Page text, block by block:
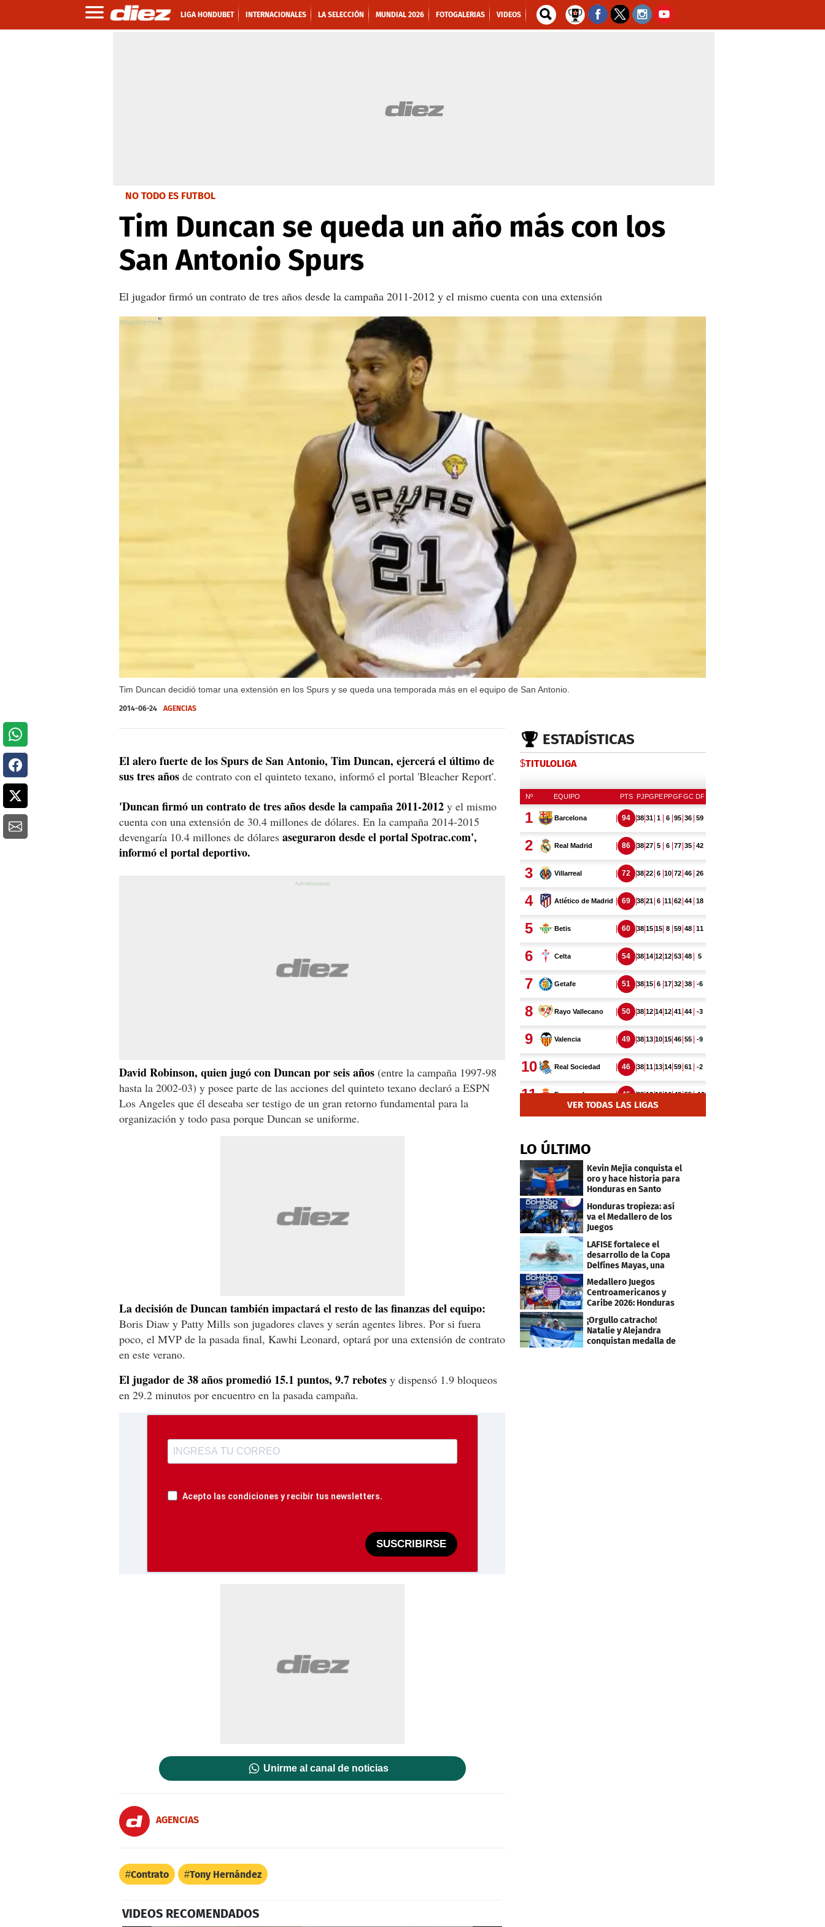
LIGA HONDUBET INTERNACIONALES LA SELECCIÓN MUNDIAL 2026 FOTOGALERIAS VIDEOS
NO TODO ES FUTBOL
Tim Duncan se queda un año más con los
San Antonio Spurs
El jugador firmó un contrato de tres años desde la campaña 2011-2012 y el mismo cuenta con una extensión
Tim Duncan decidió tomar una extensión en los Spurs y se queda una temporada más en el equipo de San Antonio.
X
2014-06-24 AGENCIAS
El alero fuerte de los Spurs de San Antonio, Tim Duncan, ejercerá el último de
sus tres años de contrato con el quinteto texano, informó el portal 'Bleacher Report'.
'Duncan firmó un contrato de tres años desde la campaña 2011-2012 y el mismo
cuenta con una extensión de 30.4 millones de dólares. En la campaña 2014-2015
devengaría 10.4 millones de dólares aseguraron desde el portal Spotrac.com',
informó el portal deportivo.
David Robinson, quien jugó con Duncan por seis años (entre la campaña 1997-98
hasta la 2002-03) y posee parte de las acciones del quinteto texano declaró a ESPN
Los Angeles que él deseaba ser testigo de un gran retorno fundamental para la
organización y todo pasa porque Duncan se uniforme.
La decisión de Duncan también impactará el resto de las finanzas del equipo:
Boris Diaw y Patty Mills son jugadores claves y serán agentes libres. Por si fuera
poco, el MVP de la pasada final, Kawhi Leonard, optará por una extensión de contrato
en este verano.
El jugador de 38 años promedió 15.1 puntos, 9.7 rebotes y dispensó 1.9 bloqueos
en 29.2 minutos por encuentro en la pasada campaña.
Acepto las condiciones y recibir tus newsletters.
SUSCRIBIRSE
Unirme al canal de noticias
AGENCIAS
Contrato Tony Hernández
VIDEOS RECOMENDADOS
ESTADÍSTICAS
$TITULOLIGA
VER TODAS LAS LIGAS
LO ÚLTIMO
Kevin Mejía conquista el
oro y hace historia para
Honduras en Santo
Honduras tropieza: así
va el Medallero de los
Juegos
Centroamericanos y
Caribe 2026
LAFISE fortalece el
desarrollo de la Copa
Delfines Mayas, una
fiesta para la natación
Medallero Juegos
Centroamericanos y
Caribe 2026: Honduras
escala puestos
¡Orgullo catracho!
Natalie y Alejandra
conquistan medalla de